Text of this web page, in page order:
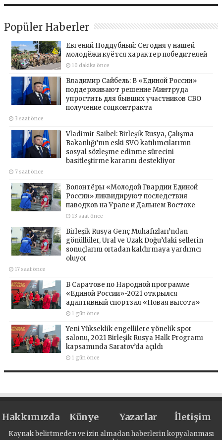
Popüler Haberler
Евгений Поддубный: Сегодня у нашей
молодёжи куётся характер победителей
10 dakika önce
Владимир Сайбель: В «Единой России»
поддерживают решение Минтруда
упростить для бывших участников СВО
получение соцконтракта
3 saat önce
Vladimir Saibel: Birleşik Rusya, Çalışma
Bakanlığı’nın eski SVO katılımcılarının
sosyal sözleşme edinme sürecini
basitleştirme kararını destekliyor
7 saat önce
Волонтёры «Молодой Гвардии Единой
России» ликвидируют последствия
паводков на Урале и Дальнем Востоке
13 saat önce
Birleşik Rusya Genç Muhafızları’ndan
gönüllüler, Ural ve Uzak Doğu’daki sellerin
sonuçlarını ortadan kaldırmaya yardımcı
oluyor
17 saat önce
В Саратове по Народной программе
«Единой России»-2021 открылся
адаптивный спортзал «Новая высота»
1 gün önce
Yeni Yükseklik engellilere yönelik spor
salonu, 2021 Birleşik Rusya Halk Programı
kapsamında Saratov’da açıldı
1 gün önce
Hakkımızda Künye Yazarlar İletişim
Kaynak belirtmeden ve izin almadan haberlerin kopyalanması